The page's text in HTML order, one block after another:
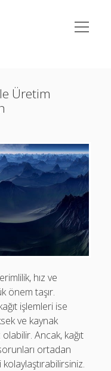
menüyü
aç
Üretim
hız ve
önem taşır.
işlemleri ise
ve kaynak
Ancak, kağıt
ortadan